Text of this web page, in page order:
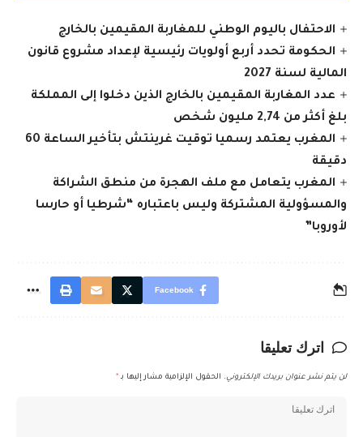
الاحتفال باليوم الوطني للمغاربة المقيمين بالخارج
الحكومة تحدد أربع أولويات رئيسية لإعداد مشروع قانون
المالية لسنة 2027
عدد المغاربة المقيمين بالخارج الذين دخلوا إلى المملكة
بلغ أكثر من 2,74 مليون شخص
المغرب يعتمد رسميا توقيت غرينتش بتأخير الساعة 60
دقيقة
المغرب يتعامل مع ملف الهجرة من منطق الشراكة
والمسؤولية المشتركة وليس باعتباره “شرطيا أو حارسا
لأوروبا”
Facebook
اترك تعليقا
لن يتم نشر عنوان بريدك الإلكتروني. الحقول الإلزامية مشار إليها بـ *